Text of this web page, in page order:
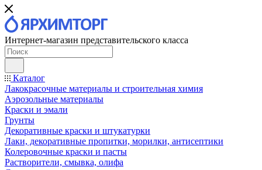
Интернет-магазин представительского класса
Каталог
Лакокрасочные материалы и строительная химия
Аэрозольные материалы
Краски и эмали
Грунты
Декоративные краски и штукатурки
Лаки, декоративные пропитки, морилки, антисептики
Колеровочные краски и пасты
Растворители, смывка, олифа